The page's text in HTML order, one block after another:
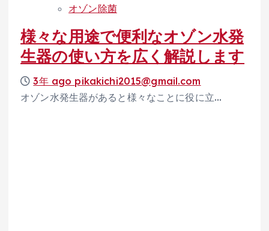
オゾン除菌
様々な用途で便利なオゾン水発
生器の使い方を広く解説します
3年 ago pikakichi2015@gmail.com
オゾン水発生器があると様々なことに役に立…